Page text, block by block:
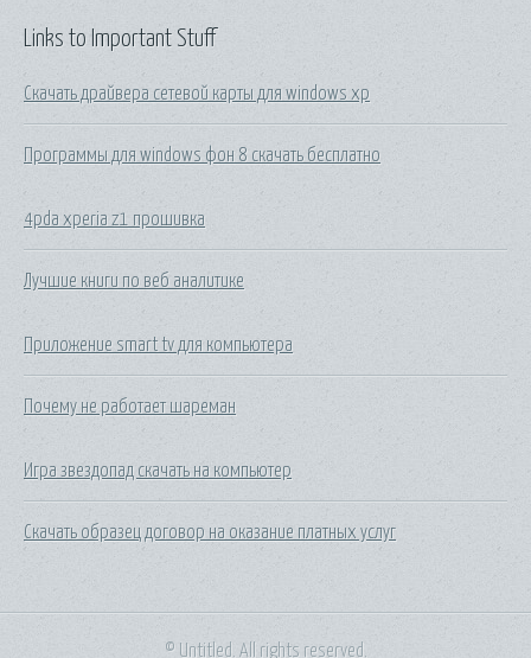
Links to Important Stuff
Скачать драйвера сетевой карты для windows xp
Программы для windows фон 8 скачать бесплатно
4pda xperia z1 прошивка
Лучшие книги по веб аналитике
Приложение smart tv для компьютера
Почему не работает шареман
Игра звездопад скачать на компьютер
Скачать образец договор на оказание платных услуг
© Untitled. All rights reserved.